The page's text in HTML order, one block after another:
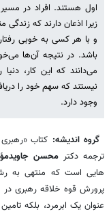
اول هستند. افراد در
زیرا اذعان دارند که
و با هر کسی به خوبی
باشد. در نتیجه آن‌ها
می‌دانند که این کار،
نیستند که سهم خود را
وجود دارد.
گروه اندیشه:کتاب
ترجمه دکترمحسن
هایی است که منتهی به
پرورش قوه خلاقه رهبری در
عنوان یک ابرمرد، بلکه